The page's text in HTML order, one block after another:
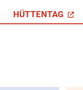
HÜTTENTAG